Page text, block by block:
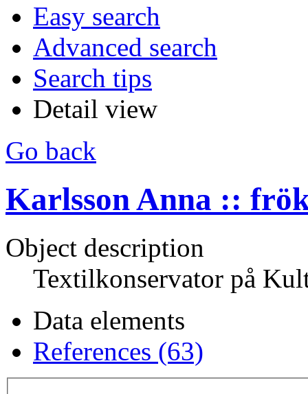
Easy search
Advanced search
Search tips
Detail view
Go back
Karlsson Anna ::
Object description
Textilkonservator på
Data elements
References (63)